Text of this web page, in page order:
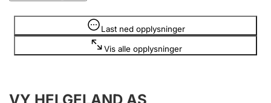
Lag og forening
Registrere, endre, slette
Last ned opplysninger
Vis alle opplysninger
Opplysninger er skjult